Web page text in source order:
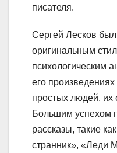
писателя.
Сергей Лесков
оригинальным
психологическим
его
простых людей, их
Большим успехом
рассказы, такие
странник», «Леди